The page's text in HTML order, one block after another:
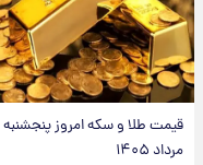
مرداد ۱۴۰۵